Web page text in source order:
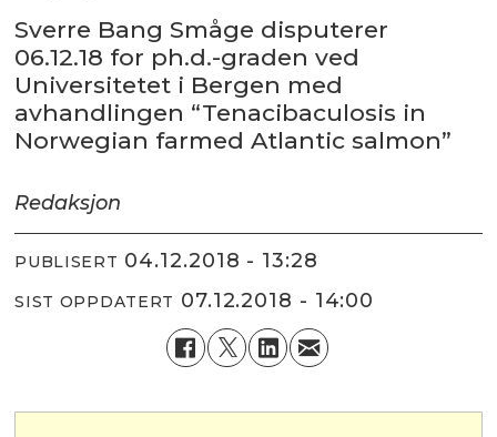
Sverre Bang Småge disputerer
06.12.18 for ph.d.-graden ved
Universitetet i Bergen med
avhandlingen “Tenacibaculosis in
Norwegian farmed Atlantic salmon”
Redaksjon
PUBLISERT 04.12.2018 - 13:28
SIST OPPDATERT 07.12.2018 - 14:00